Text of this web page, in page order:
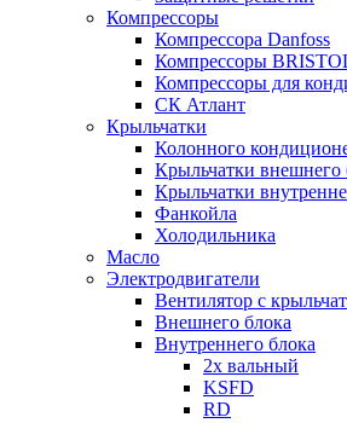
Компрессоры
Компрессора Danfoss
Компрессоры
Компрессоры для
СК Атлант
Крыльчатки
Колонного
Крыльчатки внешнего
Крыльчатки
Фанкойла
Холодильника
Масло
Электродвигатели
Вентилятор с
Внешнего блока
Внутреннего блока
2х вальный
KSFD
RD